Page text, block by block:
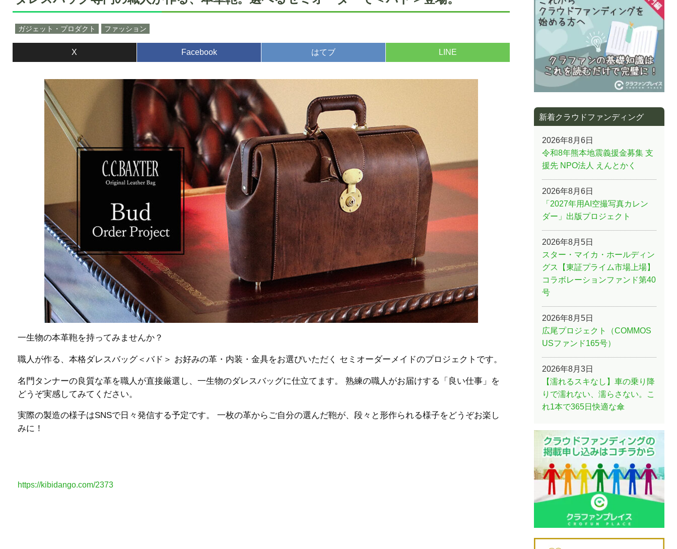
ガジェット・プロダクト ファッション
X Facebook はてブ LINE
一生物の本革鞄を持ってみませんか？
職人が作る、本格ダレスバッグ＜バド＞ お好みの革・内装・金具をお選びいただく セミオーダーメイドのプロジェクトです。
名門タンナーの良質な革を職人が直接厳選し、一生物のダレスバッグに仕立てます。 熟練の職人がお届けする「良い仕事」を
どうぞ実感してみてください。
実際の製造の様子はSNSで日々発信する予定です。 一枚の革からご自分の選んだ鞄が、段々と形作られる様子をどうぞお楽し
みに！
https://kibidango.com/2373
新着クラウドファンディング
2026年8月6日
令和8年熊本地震義援金募集 支
援先 NPO法人 えんとかく
2026年8月6日
「2027年用AI空撮写真カレン
ダー」出版プロジェクト
2026年8月5日
スター・マイカ・ホールディン
グス【東証プライム市場上場】
コラボレーションファンド第40
号
2026年8月5日
広尾プロジェクト（COMMOS
USファンド165号）
2026年8月3日
【濡れるスキなし】車の乗り降
りで濡れない、濡らさない。こ
れ1本で365日快適な傘